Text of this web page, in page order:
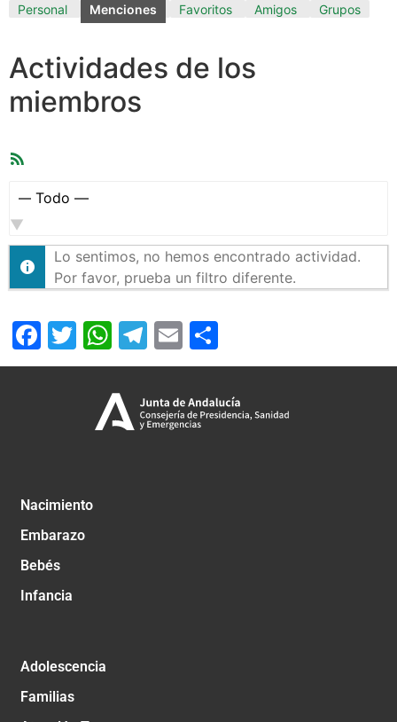
Personal Menciones Favoritos Amigos Grupos
Actividades de los
miembros
Mostrar:
Lo sentimos, no hemos encontrado actividad.
Por favor, prueba un filtro diferente.
Facebook
Twitter
WhatsApp
Telegram
Email
Nacimiento
Embarazo
Bebés
Infancia
Adolescencia
Familias